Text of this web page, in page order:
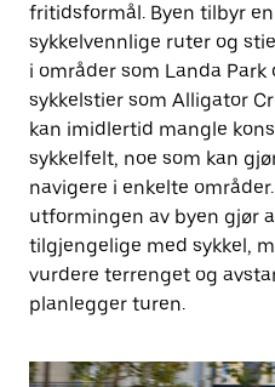
fritidsformål. Byen tilbyr
sykkelvennlige ruter og
i områder som Landa
sykkelstier som Alligator
kan imidlertid mangle
sykkelfelt, noe som kan
navigere i enkelte
utformingen av byen gjør
tilgjengelige med sykkel,
vurdere terrenget og
planlegger turen.